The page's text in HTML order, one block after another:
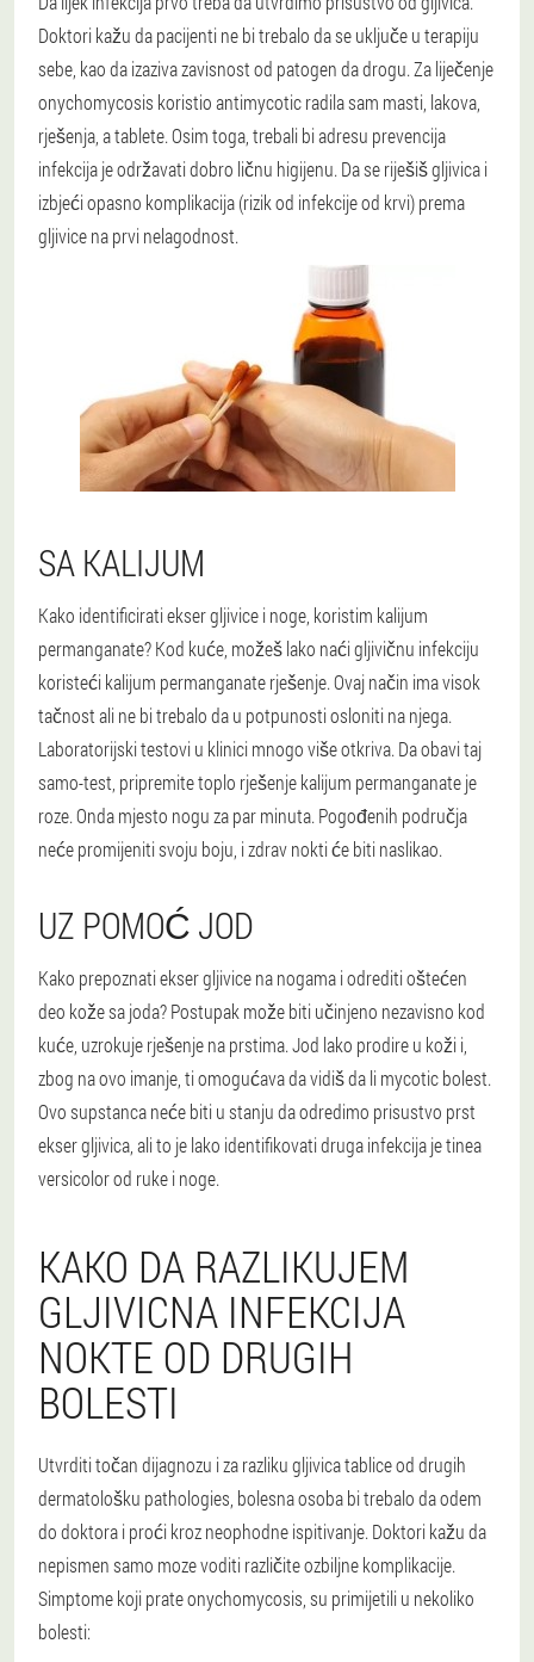
Doktori kažu da pacijenti ne bi trebalo da se uključe u terapiju
sebe, kao da izaziva zavisnost od patogen da drogu. Za liječenje
onychomycosis koristio antimycotic radila sam masti, lakova,
rješenja, a tablete. Osim toga, trebali bi adresu prevencija
infekcija je održavati dobro ličnu higijenu. Da se riješiš gljivica i
izbjeći opasno komplikacija (rizik od infekcije od krvi) prema
gljivice na prvi nelagodnost.
SA KALIJUM
Kako identificirati ekser gljivice i noge, koristim kalijum
permanganate? Kod kuće, možeš lako naći gljivičnu infekciju
koristeći kalijum permanganate rješenje. Ovaj način ima visok
tačnost ali ne bi trebalo da u potpunosti osloniti na njega.
Laboratorijski testovi u klinici mnogo više otkriva. Da obavi taj
samo-test, pripremite toplo rješenje kalijum permanganate je
roze. Onda mjesto nogu za par minuta. Pogođenih područja
neće promijeniti svoju boju, i zdrav nokti će biti naslikao.
UZ POMOĆ JOD
Kako prepoznati ekser gljivice na nogama i odrediti oštećen
deo kože sa joda? Postupak može biti učinjeno nezavisno kod
kuće, uzrokuje rješenje na prstima. Jod lako prodire u koži i,
zbog na ovo imanje, ti omogućava da vidiš da li mycotic bolest.
Ovo supstanca neće biti u stanju da odredimo prisustvo prst
ekser gljivica, ali to je lako identifikovati druga infekcija je tinea
versicolor od ruke i noge.
KAKO DA RAZLIKUJEM
GLJIVICNA INFEKCIJA
NOKTE OD DRUGIH
BOLESTI
Utvrditi točan dijagnozu i za razliku gljivica tablice od drugih
dermatološku pathologies, bolesna osoba bi trebalo da odem
do doktora i proći kroz neophodne ispitivanje. Doktori kažu da
nepismen samo moze voditi različite ozbiljne komplikacije.
Simptome koji prate onychomycosis, su primijetili u nekoliko
bolesti: